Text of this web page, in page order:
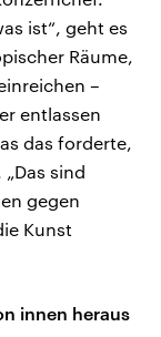
ist“, geht es
Räume,
–
entlassen
das forderte,
sind
gegen
Kunst
innen heraus